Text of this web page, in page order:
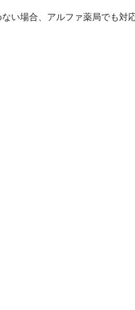
い場合、アルファ薬局でも対